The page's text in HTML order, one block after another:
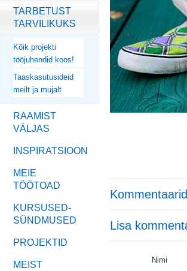
TARBETUST
TARVILIKUKS
Kõik projekti
tööjuhendid koos!
Taaskasutusideid
meilt ja mujalt
RAAMIST
VÄLJAS
INSPIRATSIOON
MEIE
TÖÖTOAD
KURSUSED-
SÜNDMUSED
PROJEKTID
MEIST
Lisa
Nimi